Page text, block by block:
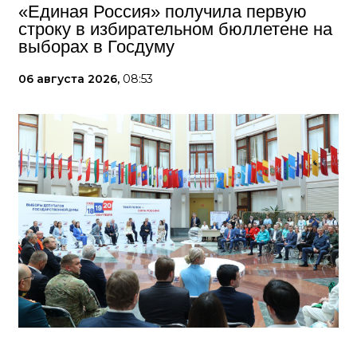
«Единая Россия» получила первую
строку в избирательном бюллетене на
выборах в Госдуму
06 августа 2026, 08:53